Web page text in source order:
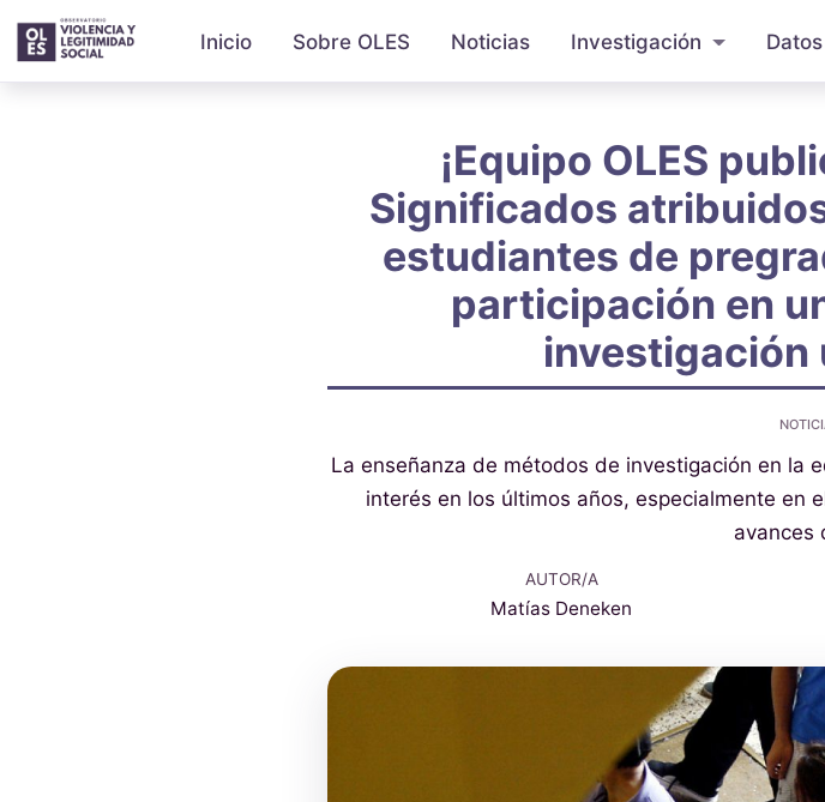
Inicio Sobre OLES Noticias Investigación Datos
¡Equipo OLES
Significados
estudiantes de
participación en
investigación
La enseñanza de métodos de investigación en la
interés en los últimos años, especialmente en
avances
AUTOR/A
Matías Deneken